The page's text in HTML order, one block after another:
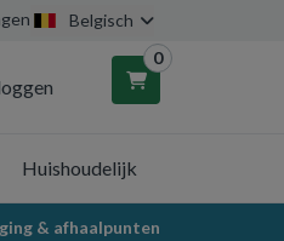
Belgisch
0
Huishoudelijk
& afhaalpunten